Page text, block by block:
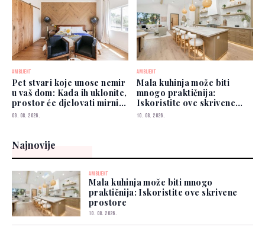
AMBIJENT
Pet stvari koje unose nemir
u vaš dom: Kada ih uklonite,
prostor će djelovati mirnije
i urednije
09. 08. 2026.
AMBIJENT
Mala kuhinja može biti
mnogo praktičnija:
Iskoristite ove skrivene
prostore
10. 08. 2026.
Najnovije
AMBIJENT
Mala kuhinja može biti mnogo
praktičnija: Iskoristite ove skrivene
prostore
10. 08. 2026.